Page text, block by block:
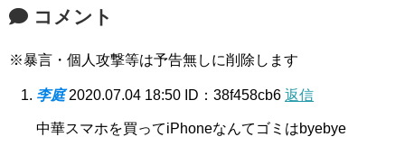
コメント
※暴言・個人攻撃等は予告無しに削除します
李庭 2020.07.04 18:50 ID：38f458cb6 返信
中華スマホを買ってiPhoneなんてゴミはbyebye